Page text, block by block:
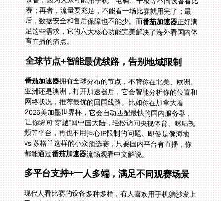
后，数据安全和售后保障也不能少。而番茄加速器正好满
足这些需求，它的六大核心功能完美解决了海外看国内体
育直播的痛点。
全球节点+智能最优线路，告别地域限制
番茄加速器拥有全球分布的节点，不管你在北美、欧洲、
亚洲还是澳洲，打开加速器后，它会智能分析你的位置和
网络状况，推荐最优的回国线路。比如你在加拿大看
2026美加墨世界杯，它会自动匹配最快的国内服务器，
让你瞬间“穿越”回中国大陆，轻松访问央视体育、咪咕视
频等平台，再也不用担心IP限制的问题。即使是像海地
vs 苏格兰这样的小众预选赛，只要国内平台有直播，你
都能通过番茄加速器流畅观看中文解说。
多平台支持+一人多端，满足不同观赛场景
现代人看比赛的设备多种多样，有人喜欢用手机躺沙发上
看，有人习惯用电脑连大屏显示器，还有人用平板边工作